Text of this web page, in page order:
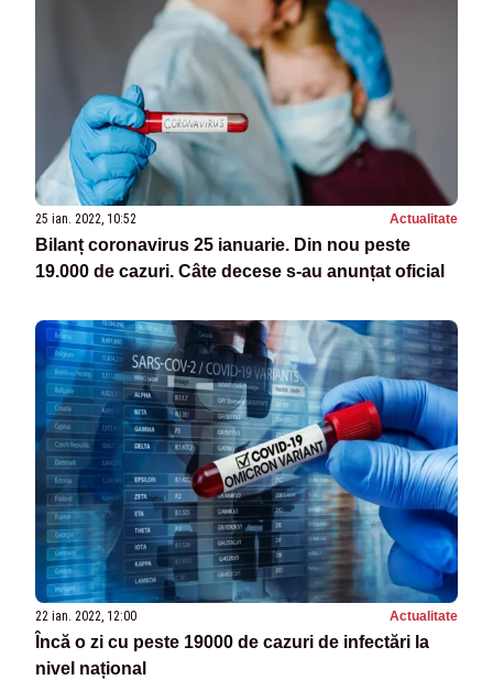
25 ian. 2022, 10:52 Actualitate
Bilanț coronavirus 25 ianuarie. Din nou peste
19.000 de cazuri. Câte decese s-au anunțat oficial
22 ian. 2022, 12:00 Actualitate
Încă o zi cu peste 19000 de cazuri de infectări la
nivel național